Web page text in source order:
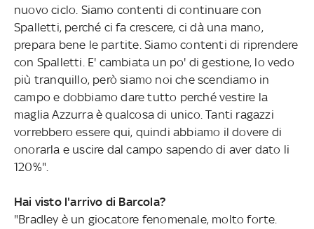
nuovo ciclo. Siamo contenti di continuare con
Spalletti, perché ci fa crescere, ci dà una mano,
prepara bene le partite. Siamo contenti di riprendere
con Spalletti. E' cambiata un po' di gestione, lo vedo
più tranquillo, però siamo noi che scendiamo in
campo e dobbiamo dare tutto perché vestire la
maglia Azzurra è qualcosa di unico. Tanti ragazzi
vorrebbero essere qui, quindi abbiamo il dovere di
onorarla e uscire dal campo sapendo di aver dato li
120%".
Hai visto l'arrivo di Barcola?
"Bradley è un giocatore fenomenale, molto forte.